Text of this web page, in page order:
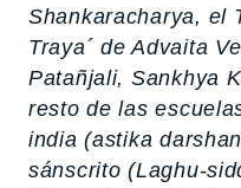
Shankaracharya, el
Traya´ de Advaita
Patañjali, Sankhya
resto de las
india (astika
sánscrito (Laghu-